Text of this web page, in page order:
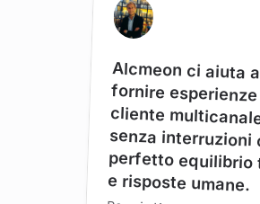
Alcmeon ci aiuta a
fornire esperienze
cliente multicanale
senza interruzioni con un
perfetto equilibrio tra bot
e risposte umane.